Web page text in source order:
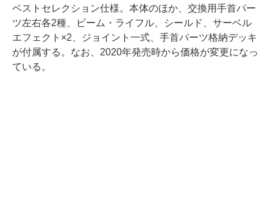
ベストセレクション仕様。本体のほか、交換用手首パー
ツ左右各2種、ビーム・ライフル、シールド、サーベル
エフェクト×2、ジョイント一式、手首パーツ格納デッキ
が付属する。なお、2020年発売時から価格が変更になっ
ている。